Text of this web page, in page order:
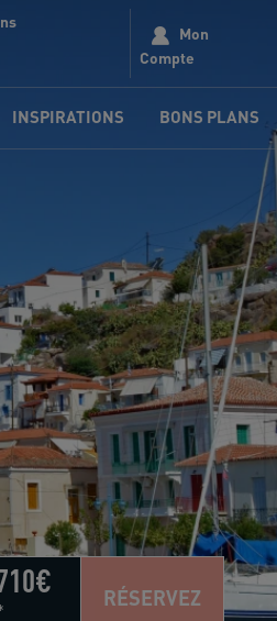
Mon
Compte
INSPIRATIONS BONS PLANS
€ RÉSERVEZ